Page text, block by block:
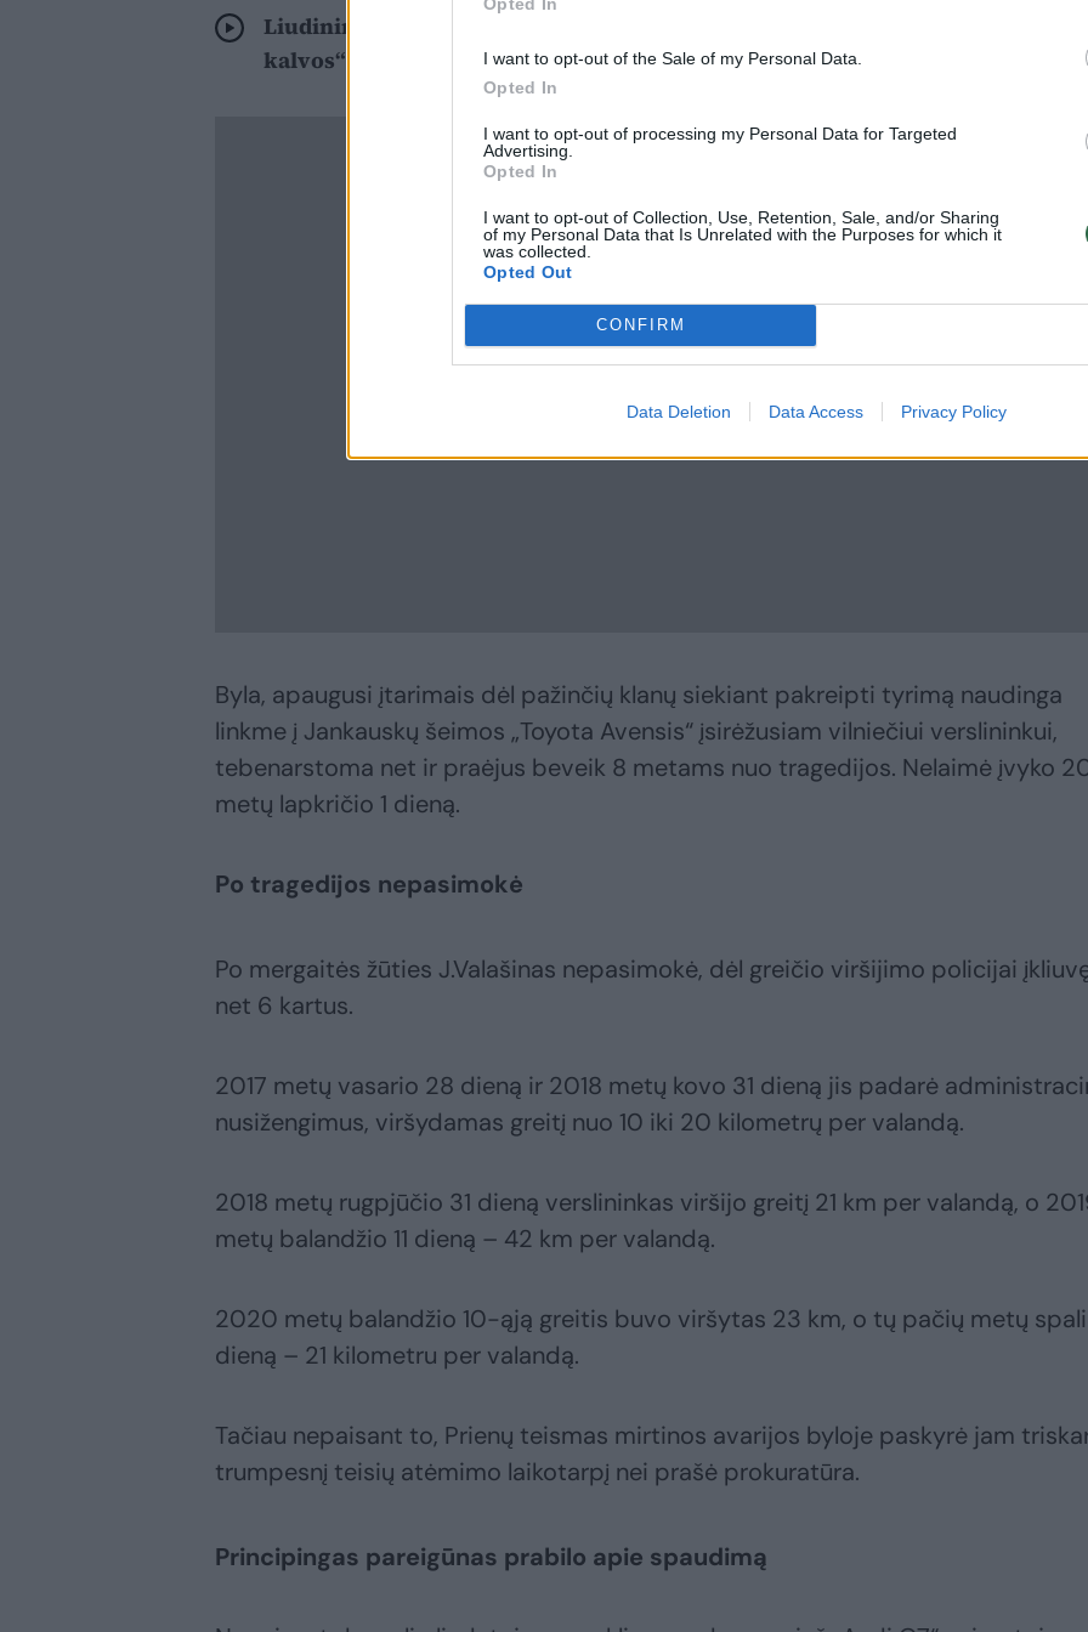
I want to opt-out of the Sale of my Personal Data.
Opted In
I want to opt-out of processing my Personal Data for Targeted
Advertising.
Opted In
I want to opt-out of Collection, Use, Retention, Sale, and/or Sharing
of my Personal Data that Is Unrelated with the Purposes for which it
was collected.
Opted Out
CONFIRM
Data Deletion Data Access Privacy Policy
Liudininkai apie mirtiną avariją Vilniuje: „Žmogus tiesiog nusirideno nuo
kalvos“
Byla, apaugusi įtarimais dėl pažinčių klanų siekiant pakreipti tyrimą naudinga
linkme į Jankauskų šeimos „Toyota Avensis“ įsirėžusiam vilniečiui verslininkui,
tebenarstoma net ir praėjus beveik 8 metams nuo tragedijos. Nelaimė įvyko
metų lapkričio 1 dieną.
Po tragedijos nepasimokė
Po mergaitės žūties J.Valašinas nepasimokė, dėl greičio viršijimo policijai
net 6 kartus.
2017 metų vasario 28 dieną ir 2018 metų kovo 31 dieną jis padarė
nusižengimus, viršydamas greitį nuo 10 iki 20 kilometrų per valandą.
2018 metų rugpjūčio 31 dieną verslininkas viršijo greitį 21 km per valandą, o
metų balandžio 11 dieną – 42 km per valandą.
2020 metų balandžio 10-ąją greitis buvo viršytas 23 km, o tų pačių metų
dieną – 21 kilometru per valandą.
Tačiau nepaisant to, Prienų teismas mirtinos avarijos byloje paskyrė jam
trumpesnį teisių atėmimo laikotarpį nei prašė prokuratūra.
Principingas pareigūnas prabilo apie spaudimą